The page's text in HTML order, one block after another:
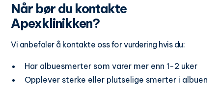
Når bør du kontakte
Apexklinikken?
Vi anbefaler å kontakte oss for vurdering hvis du:
Har albuesmerter som varer mer enn 1-2 uker
Opplever sterke eller plutselige smerter i albuen